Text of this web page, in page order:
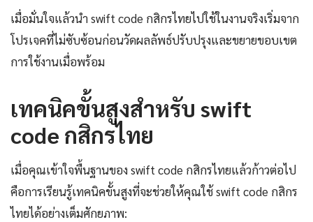
เมื่อมั่นใจแล้วนำ swift code กสิกรไทยไปใช้ในงานจริงเริ่มจาก
โปรเจคที่ไม่ซับซ้อนก่อนวัดผลลัพธ์ปรับปรุงและขยายขอบเขต
การใช้งานเมื่อพร้อม
เทคนิคขั้นสูงสำหรับ swift
code กสิกรไทย
เมื่อคุณเข้าใจพื้นฐานของ swift code กสิกรไทยแล้วก้าวต่อไป
คือการเรียนรู้เทคนิคขั้นสูงที่จะช่วยให้คุณใช้ swift code กสิกร
ไทยได้อย่างเต็มศักยภาพ: